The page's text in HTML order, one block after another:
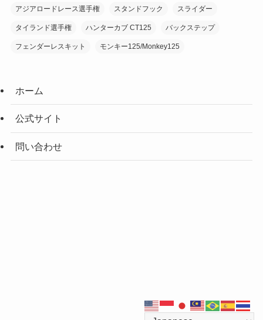
アジアロードレース選手権 スタンドフック スライダー
タイランド選手権 ハンターカブ CT125 バックステップ
フェンダーレスキット モンキー125/Monkey125
ホーム
公式サイト
問い合わせ